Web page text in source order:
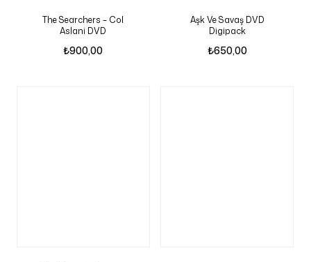
The Searchers – Col
Aslani DVD
₺900,00
Aşk Ve Savaş DVD
Digipack
₺650,00